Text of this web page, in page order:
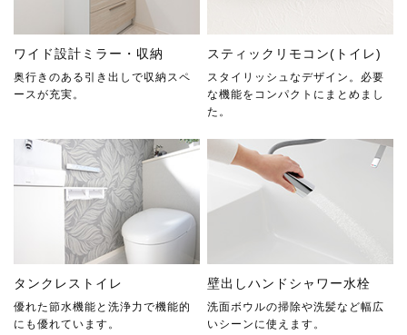
ワイド設計ミラー・収納
奥行きのある引き出しで収納スペ
ースが充実。
スティックリモコン(トイレ)
スタイリッシュなデザイン。必要
な機能をコンパクトにまとめまし
た。
タンクレストイレ
優れた節水機能と洗浄力で機能的
にも優れています。
壁出しハンドシャワー水栓
洗面ボウルの掃除や洗髪など幅広
いシーンに使えます。